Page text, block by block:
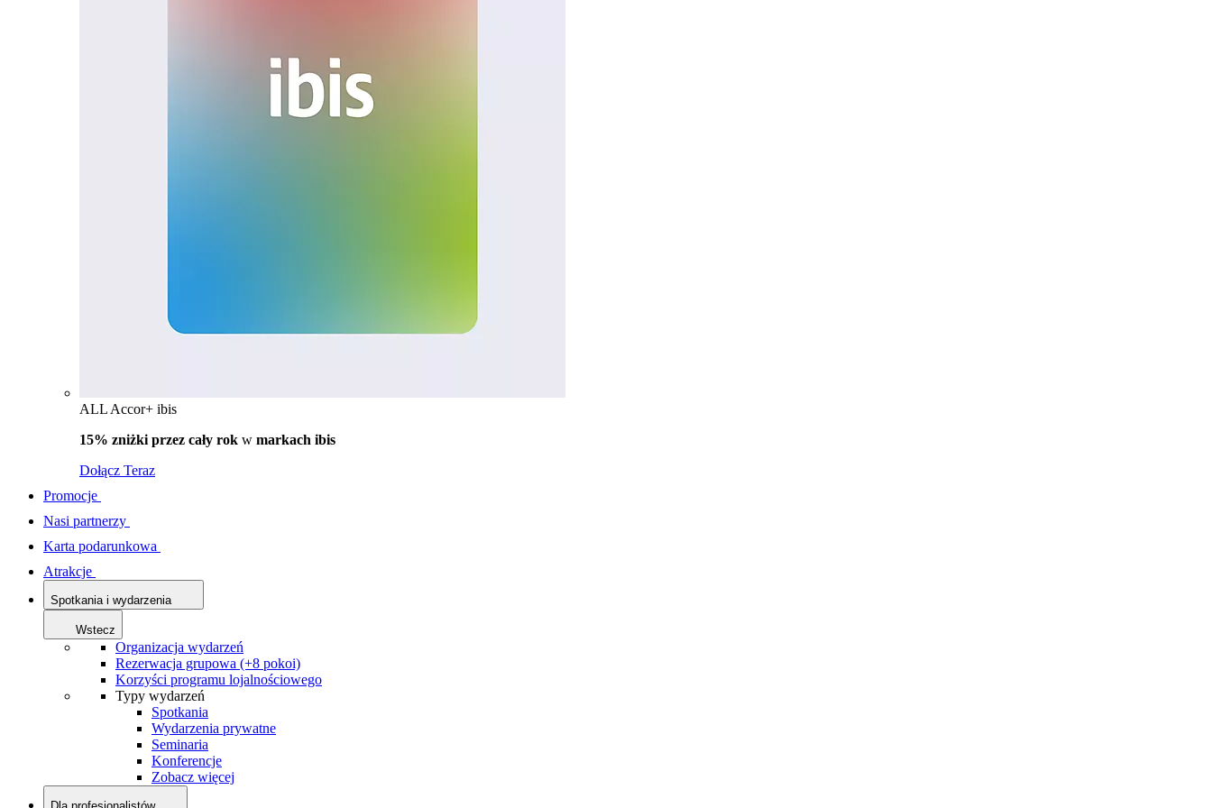
ALL Accor+ ibis
15% zniżki przez cały rok w markach ibis
Dołącz Teraz
Promocje
Nasi partnerzy
Karta podarunkowa
Atrakcje
Spotkania i wydarzenia
Wstecz
Organizacja wydarzeń
Rezerwacja grupowa (+8 pokoi)
Korzyści programu lojalnościowego
Typy wydarzeń
Spotkania
Wydarzenia prywatne
Seminaria
Konferencje
Zobacz więcej